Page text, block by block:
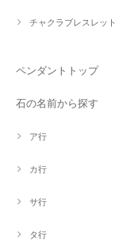
チャクラブレスレット
ペンダントトップ
石の名前から探す
ア行
カ行
サ行
タ行